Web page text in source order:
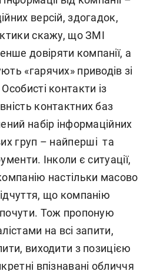
версій, здогадок,
скажу, що ЗМІ
довіряти компанії, а
«гарячих» приводів зі
контакти із
контактних баз
набір інформаційних
груп – найперші та
Інколи є ситуації,
настільки масово
що компанію
Тож пропоную
на всі запити,
виходити з позицією
впізнавані обличчя